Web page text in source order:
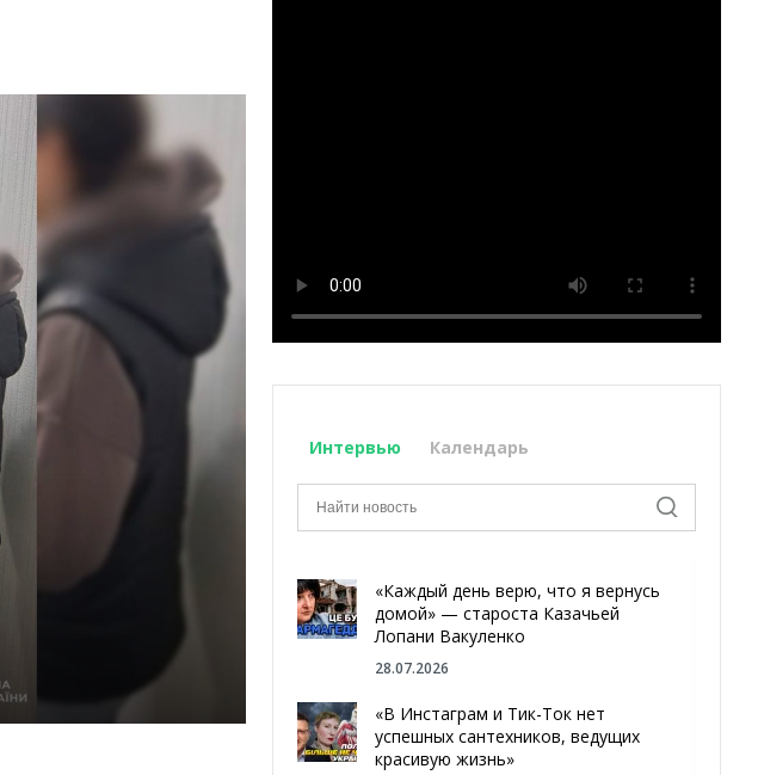
Интервью Календарь
«Каждый день верю, что я вернусь
домой» — староста Казачьей
Лопани Вакуленко
28.07.2026
«В Инстаграм и Тик-Ток нет
успешных сантехников, ведущих
красивую жизнь»